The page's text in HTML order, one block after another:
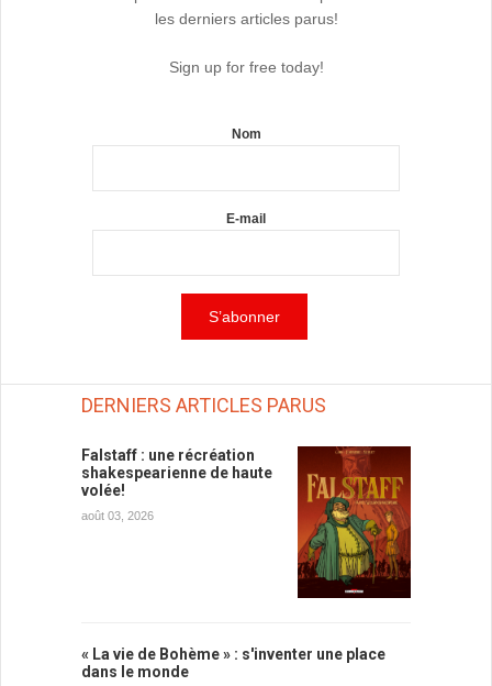
les derniers articles parus!
Sign up for free today!
Nom
E-mail
DERNIERS ARTICLES PARUS
Falstaff : une récréation
shakespearienne de haute
volée!
août 03, 2026
« La vie de Bohème » : s'inventer une place
dans le monde